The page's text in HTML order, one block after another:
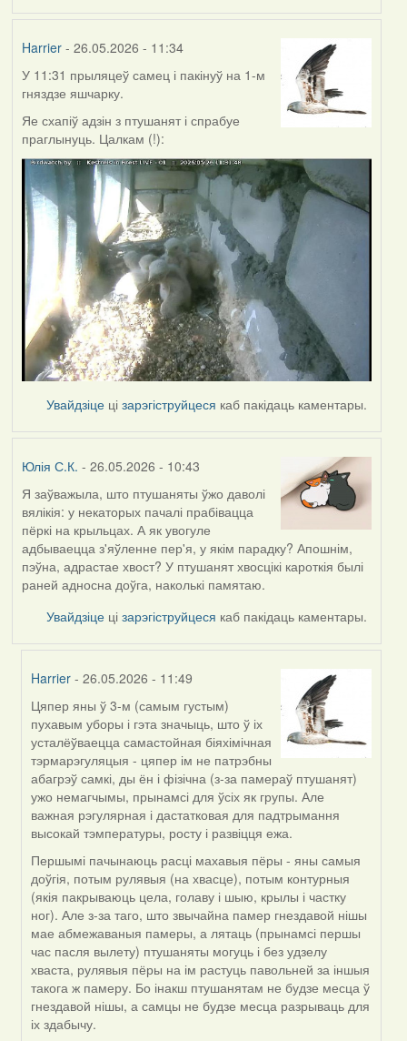
Harrier- 26.05.2026 - 11:34
У 11:31 прыляцеў самец і пакінуў на 1-м
гняздзе яшчарку.
Яе схапіў адзін з птушанят і спрабуе
праглынуць. Цалкам (!):
Увайдзіце цізарэгіструйцеся каб пакідаць каментары.
Юлія С.К. - 26.05.2026 - 10:43
Я заўважыла, што птушаняты ўжо даволі
вялікія: у некаторых пачалі прабівацца
пёркі на крыльцах. А як увогуле
адбываецца з'яўленне пер'я, у якім парадку? Апошнім,
пэўна, адрастае хвост? У птушанят хвосцікі кароткія былі
раней адносна доўга, наколькі памятаю.
Увайдзіце цізарэгіструйцеся каб пакідаць каментары.
Harrier - 26.05.2026 - 11:49
In
reply
to
by
Юлія
С.К.
Цяпер яны ў 3-м (самым густым)
пухавым уборы і гэта значыць, што ў іх
усталёўваецца самастойная біяхімічная
тэрмарэгуляцыя - цяпер ім не патрэбны
абагрэў самкі, ды ён і фізічна (з-за памераў птушанят)
ужо немагчымы, прынамсі для ўсіх як групы. Але
важная рэгулярная і дастатковая для падтрымання
высокай тэмпературы, росту і развіцця ежа.
Першымі пачынаюць расці махавыя пёры - яны самыя
доўгія, потым рулявыя (на хвасце), потым контурныя
(якія пакрываюць цела, голаву і шыю, крылы і частку
ног). Але з-за таго, што звычайна памер гнездавой нішы
мае абмежаваныя памеры, а лятаць (прынамсі першы
час пасля вылету) птушаняты могуць і без удзелу
хваста, рулявыя пёры на ім растуць павольней за іншыя
такога ж памеру. Бо інакш птушанятам не будзе месца ў
гнездавой нішы, а самцы не будзе месца разрываць для
іх здабычу.